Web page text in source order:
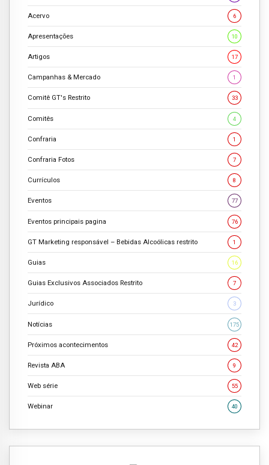
Acervo 6
Apresentações 10
Artigos 17
Campanhas & Mercado 1
Comitê GT's Restrito 33
Comitês 4
Confraria 1
Confraria Fotos 7
Currículos 8
Eventos 77
Eventos principais pagina 76
GT Marketing responsável – Bebidas Alcoólicas restrito 1
Guias 16
Guias Exclusivos Associados Restrito 7
Jurídico 3
Notícias 175
Próximos acontecimentos 42
Revista ABA 9
Web série 55
Webinar 40